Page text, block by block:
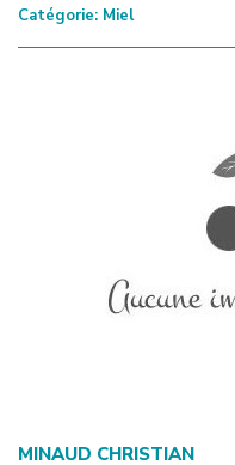
Catégorie: Miel
MINAUD CHRISTIAN